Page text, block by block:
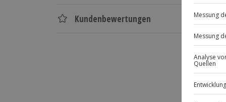
Flexible Orts- und Terminwahl nach
Hotels sind maximal 16 Wochen im
Mindestalter des Hauptreisenden: 18
Kundenbewertungen